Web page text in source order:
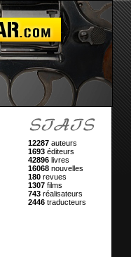
12287 auteurs
1693 éditeurs
42896 livres
16068 nouvelles
180 revues
1307 films
743 réalisateurs
2446 traducteurs